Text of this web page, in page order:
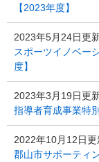
【2023年度】
2023年5月24日更
スポーツイノベー
度】
2023年3月19日更
指導者育成事業特
2022年10月12日更
郡山市サポーティ